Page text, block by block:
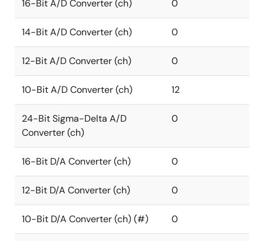
16-Bit A/D Converter (ch) 0
14-Bit A/D Converter (ch) 0
12-Bit A/D Converter (ch) 0
10-Bit A/D Converter (ch) 12
24-Bit Sigma-Delta A/D
Converter (ch)
0
16-Bit D/A Converter (ch) 0
12-Bit D/A Converter (ch) 0
10-Bit D/A Converter (ch) (#) 0